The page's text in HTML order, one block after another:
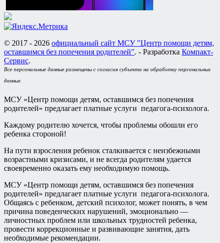
© 2017 - 2026 официальный сайт МСУ "Центр помощи детям,
оставшимся без попечения родителей". - Разработка Компакт-
Сервис.
Все персональные данные размещены с согласия субъекта на обработку персональных
данных
МСУ «Центр помощи детям, оставшимся без попечения
родителей» предлагает платные услуги педагога-психолога.
Каждому родителю хочется, чтобы проблемы обошли его
ребенка стороной!
На пути взросления ребенок сталкивается с неизбежными
возрастными кризисами, и не всегда родителям удается
своевременно оказать ему необходимую помощь.
МСУ «Центр помощи детям, оставшимся без попечения
родителей» предлагает платные услуги педагога-психолога.
Общаясь с ребенком, детский психолог, может понять, в чем
причина поведенческих нарушений, эмоционально —
личностных проблем или школьных трудностей ребенка,
провести коррекционные и развивающие занятия, дать
необходимые рекомендации.